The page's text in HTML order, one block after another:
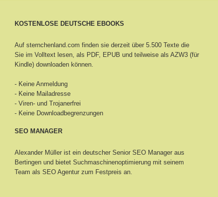
KOSTENLOSE DEUTSCHE EBOOKS
Auf sternchenland.com finden sie derzeit über 5.500 Texte die
Sie im Volltext lesen, als PDF, EPUB und teilweise als AZW3 (für
Kindle) downloaden können.
- Keine Anmeldung
- Keine Mailadresse
- Viren- und Trojanerfrei
- Keine Downloadbegrenzungen
SEO MANAGER
Alexander Müller ist ein deutscher Senior SEO Manager aus
Bertingen und bietet Suchmaschinenoptimierung mit seinem
Team als SEO Agentur zum Festpreis an.